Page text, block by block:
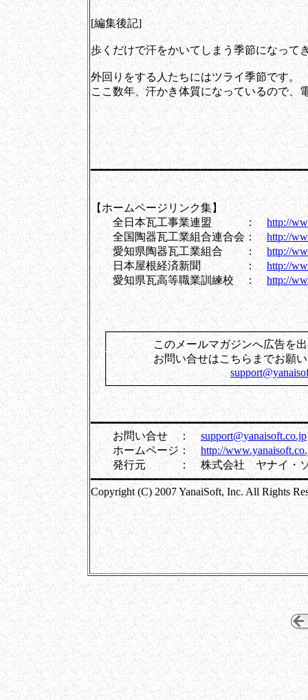
[編集後記]
歩くだけで汗をかいてしまう季節になって
外回りをする人たちにはツライ季節です。
ここ数年、汗かき体質になっているので、
[岩
【ホームページリンク集】
全日本瓦工事業連盟 ：http://
全国陶器瓦工業組合連合会：http://
愛知県陶器瓦工業組合 ： http://
日本屋根経済新聞 ：http://
愛知県瓦高等職業訓練校 ： http://
│ このメールマガジンへ広
│ お問い合せはこちら
│
お問い合せ ： support@yanaisoft.co.jp
ホームページ： http://
発行元 ： 株式会社 ヤナイ・ソ
Copyright (C) 2007 YanaiSoft, Inc. All Rights